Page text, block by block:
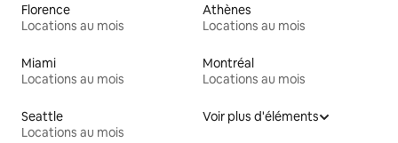
Florence
Locations au mois
Athènes
Locations au mois
Miami
Locations au mois
Montréal
Locations au mois
Seattle
Locations au mois
Voir plus d'éléments